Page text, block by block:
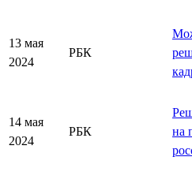
13 мая
2024
РБК
14 мая
2024
РБК
на